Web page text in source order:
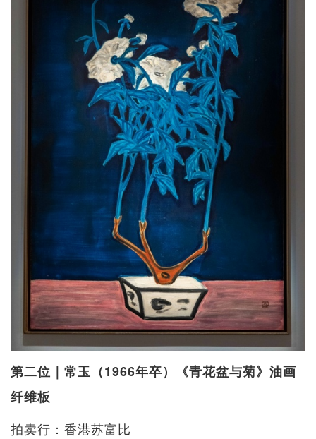
第二位｜常玉（1966年卒）《青花盆与菊》油画
纤维板
拍卖行：香港苏富比